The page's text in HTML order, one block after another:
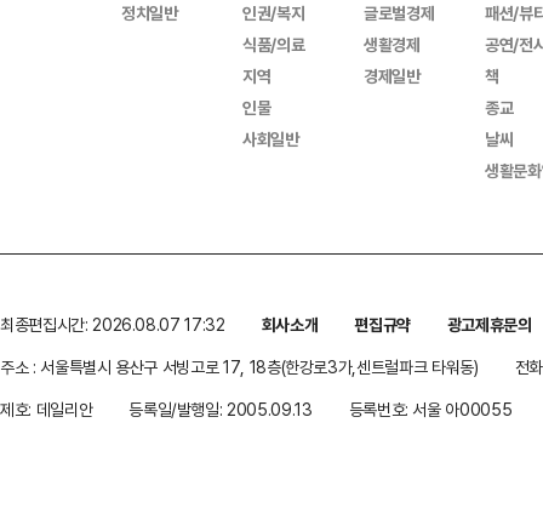
정치일반
인권/복지
식품/의료
지역
인물
사회일반
글로벌경제
생활경제
경제일반
패션/뷰
공연/전
책
종교
날씨
생활문
최종편집시간: 2026.08.07 17:32 회사소개 편집규약
광고제휴문의
주소 : 서울특별시 용산구 서빙고로 17, 18층(한강로3가,센트럴파크 타워동)
전
제호: 데일리안
등록일/발행일: 2005.09.13 등록번호: 서울 아00055